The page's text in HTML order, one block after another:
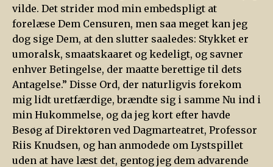
vilde. Det strider mod min embedspligt at
forelæse Dem Censuren, men saa meget kan jeg
dog sige Dem, at den slutter saaledes: Stykket er
umoralsk, smaatskaaret og kedeligt, og savner
enhver Betingelse, der maatte berettige til dets
Antagelse.” Disse Ord, der naturligvis forekom
mig lidt uretfærdige, brændte sig i samme Nu ind i
min Hukommelse, og da jeg kort efter havde
Besøg af Direktøren ved Dagmarteatret, Professor
Riis Knudsen, og han anmodede om Lystspillet
uden at have læst det, gentog jeg dem advarende